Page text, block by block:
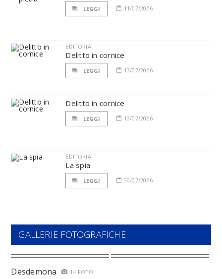
LEGGI 11/07/2026
EDITORIA
Delitto in cornice
LEGGI 13/07/2026
Delitto in cornice
LEGGI 13/07/2026
EDITORIA
La spia
LEGGI 30/07/2026
GALLERIE FOTOGRAFICHE
Desdemona 14 FOTO